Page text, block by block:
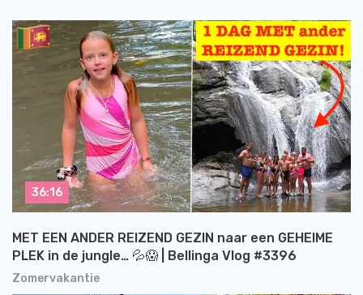
Zomervakantie
MET EEN ANDER REIZEND GEZIN naar een GEHEIME
PLEK in de jungle… 💦😱 | Bellinga Vlog #3396
36:16